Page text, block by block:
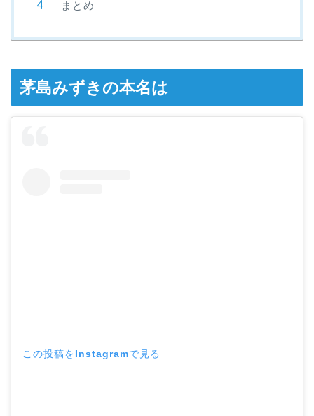
まとめ
茅島みずきの本名は
この投稿をInstagramで見る